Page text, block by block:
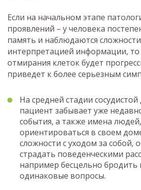
Если на начальном этапе
проявлений – у человека
память и наблюдаются
интерпретацией информации,
отмирания клеток будет
приведет к более серьезным
На средней стадии
пациент забывает уже
события, а также имена
ориентироваться в своем
сложности с уходом за собой,
страдать поведенческими
например бесцельно бродить
одинаковые вопросы.